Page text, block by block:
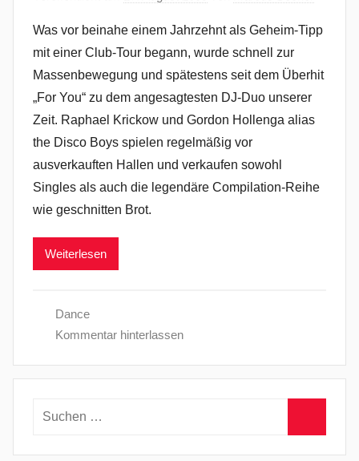
Was vor beinahe einem Jahrzehnt als Geheim-Tipp
mit einer Club-Tour begann, wurde schnell zur
Massenbewegung und spätestens seit dem Überhit
„For You“ zu dem angesagtesten DJ-Duo unserer
Zeit. Raphael Krickow und Gordon Hollenga alias
the Disco Boys spielen regelmäßig vor
ausverkauften Hallen und verkaufen sowohl
Singles als auch die legendäre Compilation-Reihe
wie geschnitten Brot.
Weiterlesen
Dance
Kommentar hinterlassen
Suchen